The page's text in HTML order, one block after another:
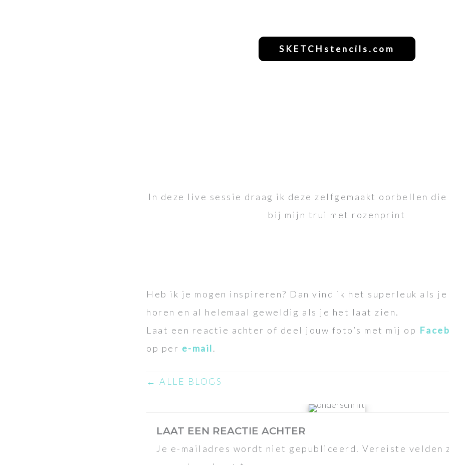
SKETCHstencils.com
In deze live sessie draag ik deze zelfgemaakt oorbellen
bij mijn trui met rozenprint
Heb ik je mogen inspireren? Dan vind ik het superleuk als
horen en al helemaal geweldig als je het laat zien.
Laat een reactie achter of deel jouw foto’s met mij op
op per e-mail.
← ALLE BLOGS
LAAT EEN REACTIE ACHTER
Je e-mailadres wordt niet gepubliceerd. Vereiste velden